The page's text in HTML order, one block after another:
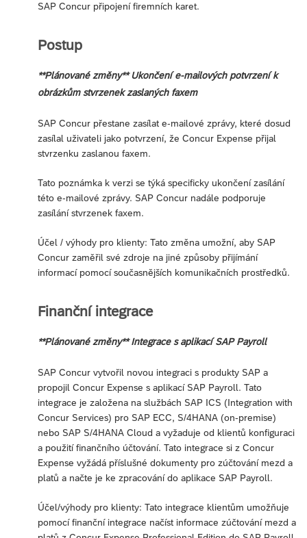
SAP Concur připojení firemních karet.
Postup
**Plánované změny** Ukončení e-mailových potvrzení k
obrázkům stvrzenek zaslaných faxem
SAP Concur přestane zasílat e-mailové zprávy, které dosud
zasílal uživateli jako potvrzení, že Concur Expense přijal
stvrzenku zaslanou faxem.
Tato poznámka k verzi se týká specificky ukončení zasílání
této e-mailové zprávy. SAP Concur nadále podporuje
zasílání stvrzenek faxem.
Účel / výhody pro klienty: Tato změna umožní, aby SAP
Concur zaměřil své zdroje na jiné způsoby přijímání
informací pomocí současnějších komunikačních prostředků.
Finanční integrace
**Plánované změny** Integrace s aplikací SAP Payroll
SAP Concur vytvořil novou integraci s produkty SAP a
propojil Concur Expense s aplikací SAP Payroll. Tato
integrace je založena na službách SAP ICS (Integration with
Concur Services) pro SAP ECC, S/4HANA (on-premise)
nebo SAP S/4HANA Cloud a vyžaduje od klientů konfiguraci
a použití finančního účtování. Tato integrace si z Concur
Expense vyžádá příslušné dokumenty pro zúčtování mezd a
platů a načte je ke zpracování do aplikace SAP Payroll.
Účel/výhody pro klienty: Tato integrace klientům umožňuje
pomocí finanční integrace načíst informace zúčtování mezd a